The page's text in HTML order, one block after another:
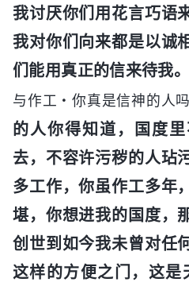
我讨厌你们用花言巧语
我对你们向来都是以诚
们能用真正的信来待我
与作工・你真是信神的人吗
的人你得知道，国度
去，不容许污秽的人玷
多工作，你虽作工多年
堪，你想进我的国度，
创世到如今我未曾对任
这样的方便之门，这是